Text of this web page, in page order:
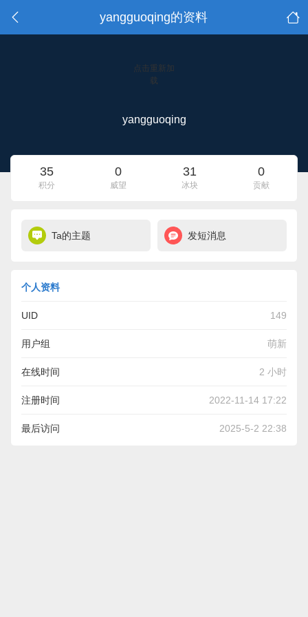
yangguoqing的资料
点击重新加
载
yangguoqing
35
积分
0
威望
31
冰块
0
贡献
Ta的主题 发短消息
个人资料
UID 149
用户组 萌新
在线时间 2 小时
注册时间 2022-11-14 17:22
最后访问 2025-5-2 22:38